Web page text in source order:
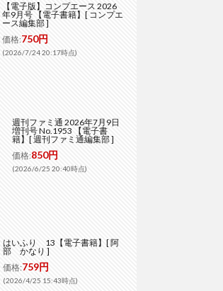
【電子版】コンプエース 2026
年9月号 【電子書籍】[ コンプエ
ース編集部 ]
価格:750円
(2026/7/24 20:17時点)
週刊ファミ通 2026年7月9日
増刊号 No.1953 【電子書
籍】[ 週刊ファミ通編集部 ]
価格:850円
(2026/6/25 20:40時点)
はいふり 13【電子書籍】[ 阿
部 かなり ]
価格:759円
(2026/4/25 15:43時点)